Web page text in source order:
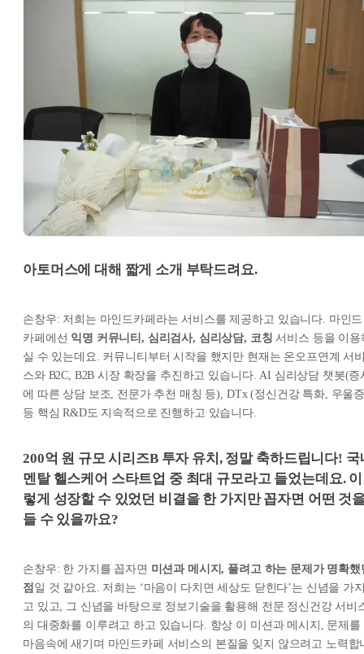
아토머스에 대해 짧게 소개 부탁드려요.
손창우: 저희는 마인드카페라는 서비스를 제공하고 있습니다. 마인드
카페에선 익명 커뮤니티, 심리검사, 심리상담, 코칭 서비스 등을 이용
실 수 있는데요. 커뮤니티부터 시작을 했지만 현재는 온오프연계 서
스와 B2C, B2B 시장 확장을 추진하고 있습니다. AI 심리상담 챗봇(증
에 따른 상담 보조, 전문가 추천 매칭 등), DTx (정신건강 특화, 우울
등 핵심 R&D도 지속적으로 진행하고 있습니다.
200억 원 규모 시리즈B 투자 유치, 정말 축하드립니다! 국
멘탈 헬스케어 스타트업 중 최대 규모라고 들었는데요. 이
렇게 성장할 수 있었던 비결을 한 가지만 꼽자면 어떤 것
들 수 있을까요?
손창우: 한 가지를 꼽자면 미션과 메시지, 풀려고 하는 문제가 명확했
점 일 것 같아요. 저희는 ‘마음이 다치면 세상도 닫힌다’는 신념을 가
고 있고, 그 신념을 바탕으로 정보기술을 활용해 전문 정신건강 서비
의 대중화를 이루려고 하고 있습니다. 항상 이 미션과 메시지, 문제를
마음속에 새기며 마인드카페 서비스의 본질을 잊지 않으려고 노력합